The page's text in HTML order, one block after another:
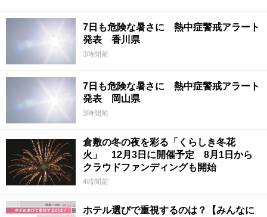
7日も危険な暑さに 熱中症警戒アラート
発表 香川県
3時間前
7日も危険な暑さに 熱中症警戒アラート
発表 岡山県
3時間前
倉敷の冬の夜を彩る「くらしき冬花
火」 12月3日に開催予定 8月1日から
クラウドファンディングも開始
4時間前
ホテル選びで重視するのは？【みんなに